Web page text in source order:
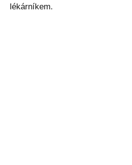
lékárníkem.